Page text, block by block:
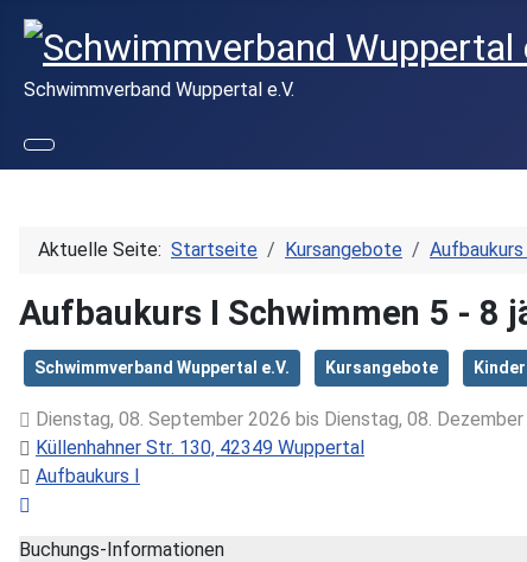
Schwimmverband Wuppertal e.V.
Aktuelle Seite: Startseite Kursangebote Aufbaukurs
Aufbaukurs I Schwimmen 5 - 8
Schwimmverband Wuppertal e.V. Kursangebote Kinder
Dienstag, 08. September 2026 bis Dienstag, 08.
Küllenhahner Str. 130, 42349 Wuppertal
Aufbaukurs I
Buchungs-Informationen